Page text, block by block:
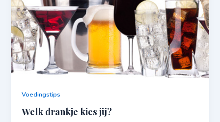
Voedingstips
Welk drankje kies jij?